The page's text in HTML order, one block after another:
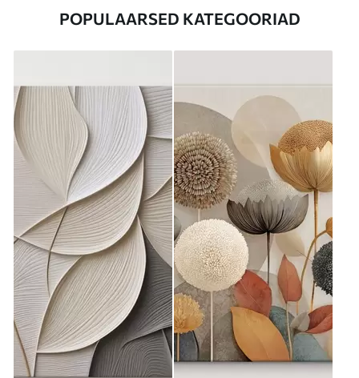
POPULAARSED KATEGOORIAD